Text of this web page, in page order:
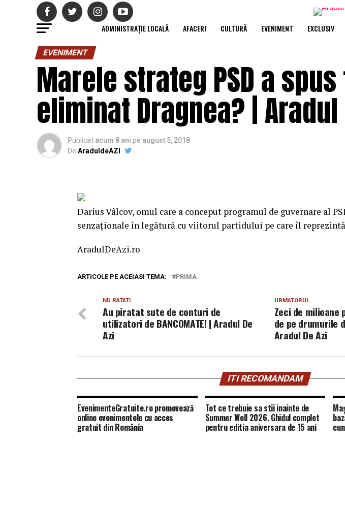
ADMINISTRAȚIE LOCALĂ AFACERI CULTURĂ EVENIMENT EXCLUSIV
EVENIMENT
Marele strateg PSD a
eliminat Dragnea? | Aradul
Publicat acum 8 ani pe august 5, 2018
De AraduldeAZI
Darius Vâlcov, omul care a conceput programul de guvernare al
senzaționale în legătură cu viitorul partidului pe care îl
AradulDeAzi.ro
ARTICOLE PE ACEIASI TEMA: PRIMA
URMATORUL
Zeci de
de pe drumurile
Aradul De Azi
NU RATATI
Au piratat sute de conturi de
utilizatori de BANCOMATE! | Aradul De
Azi
ITI RECOMANDAM
EvenimenteGratuite.ro promovează
online evenimentele cu acces
gratuit din România
Tot ce trebuie sa stii inainte de
Summer Well 2026. Ghidul complet
pentru editia aniversara de 15 ani